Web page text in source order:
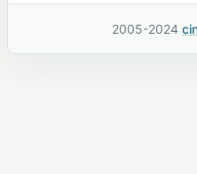
2005-2024